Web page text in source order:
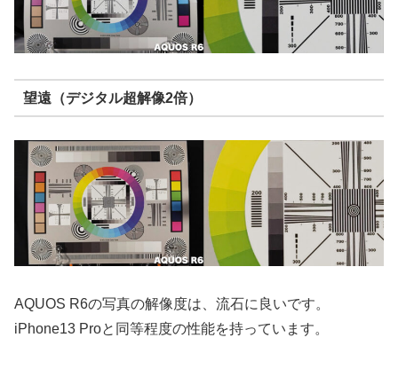
望遠（デジタル超解像2倍）
AQUOS R6の写真の解像度は、流石に良いです。
iPhone13 Proと同等程度の性能を持っています。